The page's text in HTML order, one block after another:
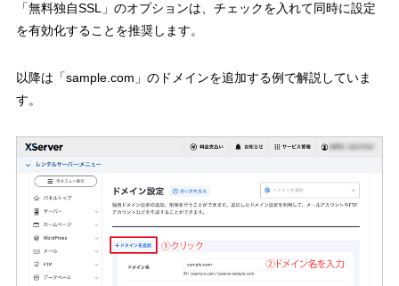
「無料独自SSL」のオプションは、チェックを入れて同時に設定
を有効化することを推奨します。
以降は「sample.com」のドメインを追加する例で解説していま
す。